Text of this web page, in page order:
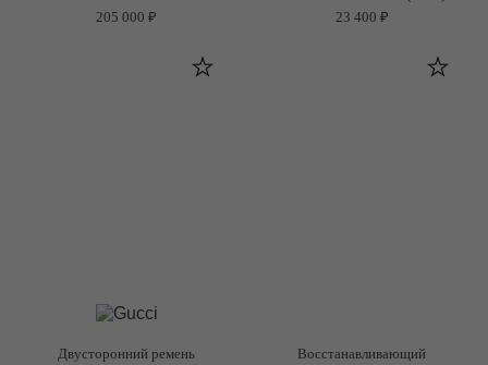
205 000 ₽
23 400 ₽
Двусторонний ремень
Восстанавливающий